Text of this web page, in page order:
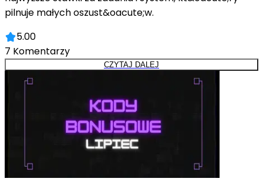
pilnuje małych oszust&oacute;w.
5.00
7 Komentarzy
CZYTAJ DALEJ